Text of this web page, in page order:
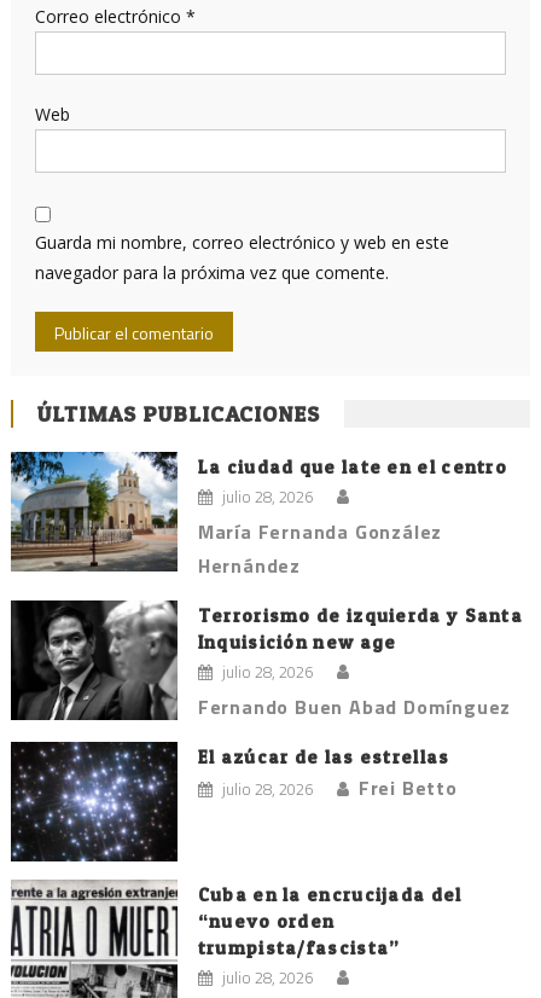
Correo electrónico *
Web
Guarda mi nombre, correo electrónico y web en este
navegador para la próxima vez que comente.
ÚLTIMAS PUBLICACIONES
La ciudad que late en el centro
julio 28, 2026
María Fernanda González
Hernández
Terrorismo de izquierda y Santa
Inquisición new age
julio 28, 2026
Fernando Buen Abad Domínguez
El azúcar de las estrellas
julio 28, 2026 Frei Betto
Cuba en la encrucijada del
“nuevo orden
trumpista/fascista”
julio 28, 2026